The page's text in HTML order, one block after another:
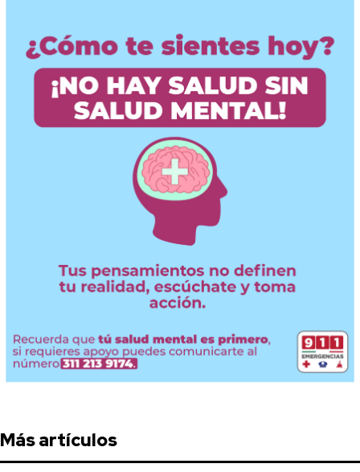
Más artículos